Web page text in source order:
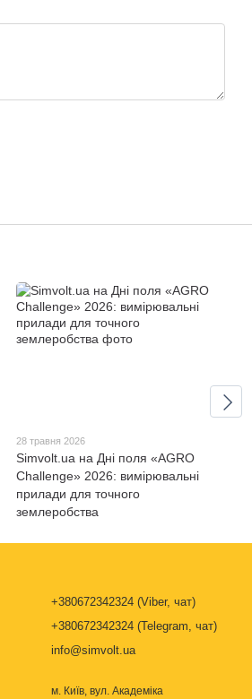
28 травня 2026
Simvolt.ua на Дні поля «AGRO
Challenge» 2026: вимірювальні
прилади для точного
землеробства
+380672342324 (Viber, чат)
+380672342324 (Telegram, чат)
info@simvolt.ua
м. Київ, вул. Академіка